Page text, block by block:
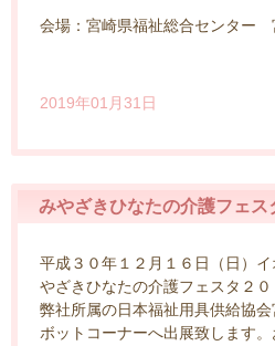
会場：宮崎県福祉総合センター
2019年01月31日
みやざきひなたの介護フェス
平成３０年１２月１６日（日）
やざきひなたの介護フェスタ２０
弊社所属の日本福祉用具供給協
ボットコーナーへ出展致します